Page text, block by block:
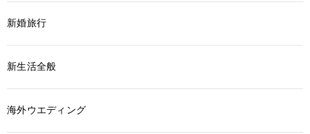
新婚旅行
新生活全般
海外ウエディング